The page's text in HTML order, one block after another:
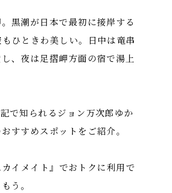
黒潮が日本で最初に接岸する
ひときわ美しい。日中は竜串
、夜は足摺岬方面の宿で湯上
で知られるジョン万次郎ゆか
すすめスポットをご紹介。
イメイト』でおトクに利用で
う。